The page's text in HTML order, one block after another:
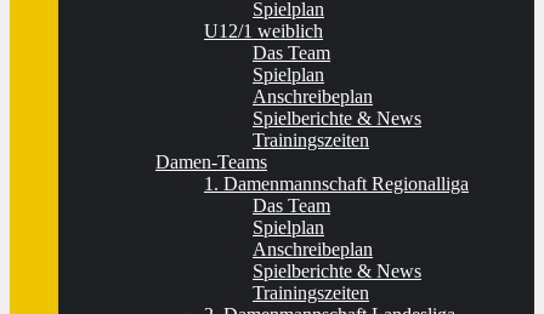
Spielplan
U12/1 weiblich
Das Team
Spielplan
Anschreibeplan
Spielberichte & News
Trainingszeiten
Damen-Teams
1. Damenmannschaft Regionalliga
Das Team
Spielplan
Anschreibeplan
Spielberichte & News
Trainingszeiten